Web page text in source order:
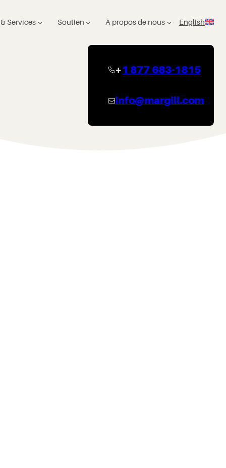
Services Soutien À propos de nous English
+1 877 683-1815
info@margill.com